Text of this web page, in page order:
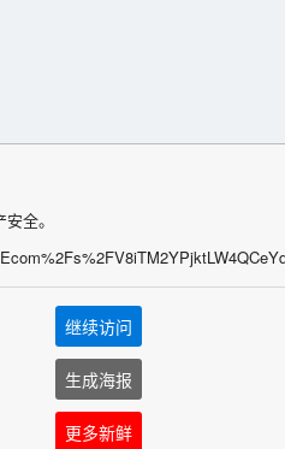
全。
继续访问
生成海报
更多新鲜